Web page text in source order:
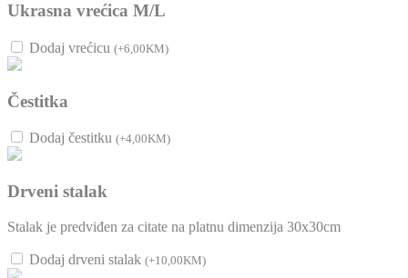
Ukrasna vrećica M/L
Dodaj vrećicu (+6,00KM)
Čestitka
Dodaj čestitku (+4,00KM)
Drveni stalak
Stalak je predviđen za citate na platnu dimenzija 30x30cm
Dodaj drveni stalak (+10,00KM)